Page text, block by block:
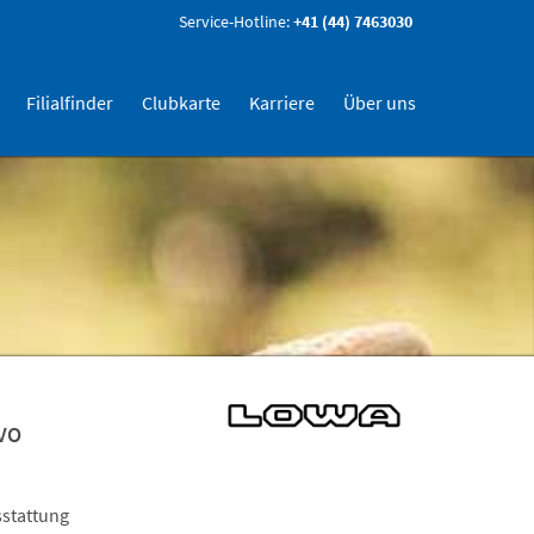
Service-Hotline:+41 (44) 7463030
Filialfinder Clubkarte Karriere Über uns